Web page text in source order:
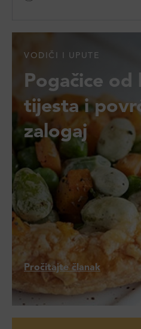
VODIČI I UPUTE
Pogačice od
tijesta i
zalogaj
Pročitajte članak